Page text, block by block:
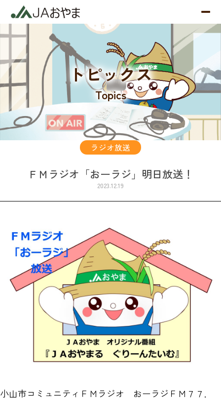
トピックス
Topics
ラジオ放送
ＦＭラジオ「おーラジ」明日放送！
2023.12.19
小山市コミュニティＦＭラジオ おーラジＦＭ７７．